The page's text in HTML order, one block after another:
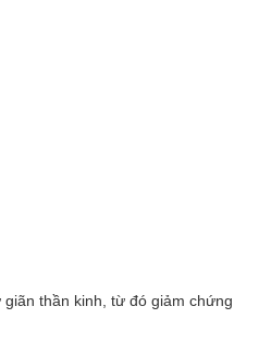
thần kinh, từ đó giảm chứng